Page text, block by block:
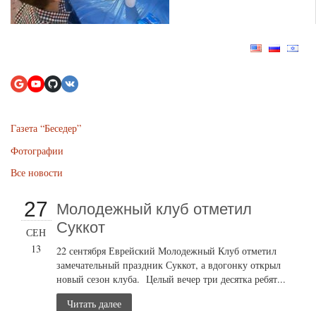
Газета “Беседер”
Фотографии
Все новости
27
СЕН
13
Молодежный клуб отметил
Суккот
22 сентября Еврейский Молодежный Клуб отметил
замечательный праздник Суккот, а вдогонку открыл
новый сезон клуба. Целый вечер три десятка ребят...
Читать далее